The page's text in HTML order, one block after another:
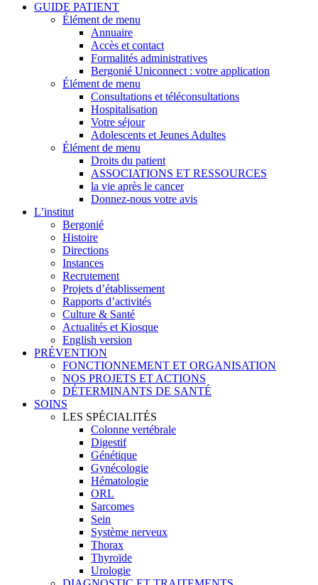
GUIDE PATIENT
Élément de menu
Annuaire
Accès et contact
Formalités administratives
Bergonié Uniconnect : votre application
Élément de menu
Consultations et téléconsultations
Hospitalisation
Votre séjour
Adolescents et Jeunes Adultes
Élément de menu
Droits du patient
ASSOCIATIONS ET RESSOURCES
la vie après le cancer
Donnez-nous votre avis
L’institut
Bergonié
Histoire
Directions
Instances
Recrutement
Projets d’établissement
Rapports d’activités
Culture & Santé
Actualités et Kiosque
English version
PRÉVENTION
FONCTIONNEMENT ET ORGANISATION
NOS PROJETS ET ACTIONS
DÉTERMINANTS DE SANTÉ
SOINS
LES SPÉCIALITÉS
Colonne vertébrale
Digestif
Génétique
Gynécologie
Hématologie
ORL
Sarcomes
Sein
Système nerveux
Thorax
Thyroïde
Urologie